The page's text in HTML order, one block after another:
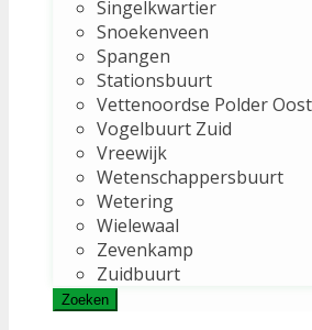
Singelkwartier
Snoekenveen
Spangen
Stationsbuurt
Vettenoordse Polder Oost
Vogelbuurt Zuid
Vreewijk
Wetenschappersbuurt
Wetering
Wielewaal
Zevenkamp
Zuidbuurt
Zoeken